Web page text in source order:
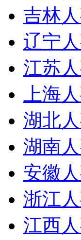
吉林
辽宁
江苏
上海
湖北
湖南
安徽
浙江
江西